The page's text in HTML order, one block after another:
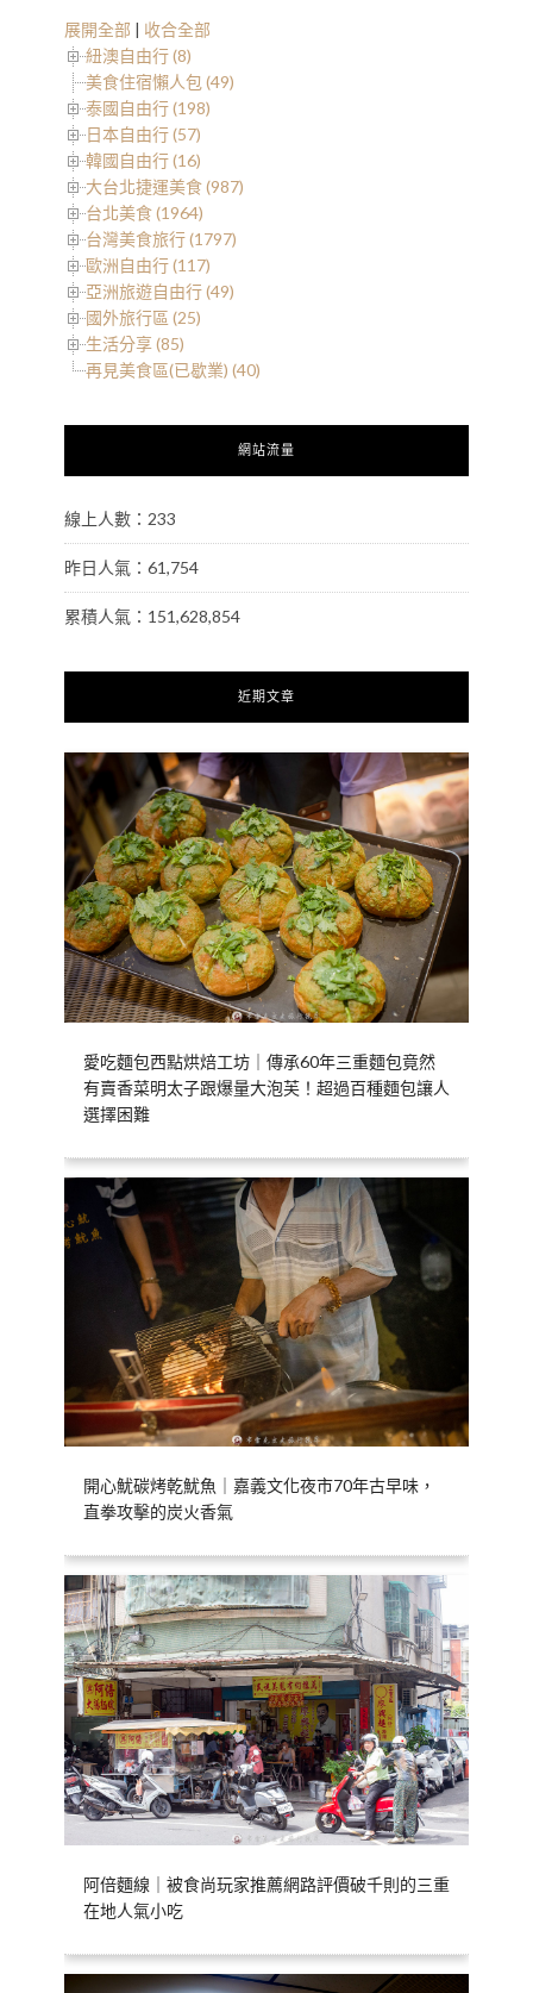
展開全部 | 收合全部
紐澳自由行 (8)
美食住宿懶人包 (49)
泰國自由行 (198)
日本自由行 (57)
韓國自由行 (16)
大台北捷運美食 (987)
台北美食 (1964)
台灣美食旅行 (1797)
歐洲自由行 (117)
亞洲旅遊自由行 (49)
國外旅行區 (25)
生活分享 (85)
再見美食區(已歇業) (40)
網站流量
線上人數：233
昨日人氣：61,754
累積人氣：151,628,854
近期文章
愛吃麵包西點烘焙工坊｜傳承60年三重麵包竟然
有賣香菜明太子跟爆量大泡芙！超過百種麵包讓人
選擇困難
開心魷碳烤乾魷魚｜嘉義文化夜市70年古早味，
直拳攻擊的炭火香氣
阿倍麵線｜被食尚玩家推薦網路評價破千則的三重
在地人氣小吃